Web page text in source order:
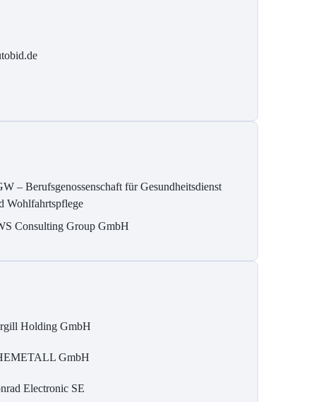
– Berufsgenossenschaft für Gesundheitsdienst
Wohlfahrtspflege
Consulting Group GmbH
Holding GmbH
GmbH
Electronic SE